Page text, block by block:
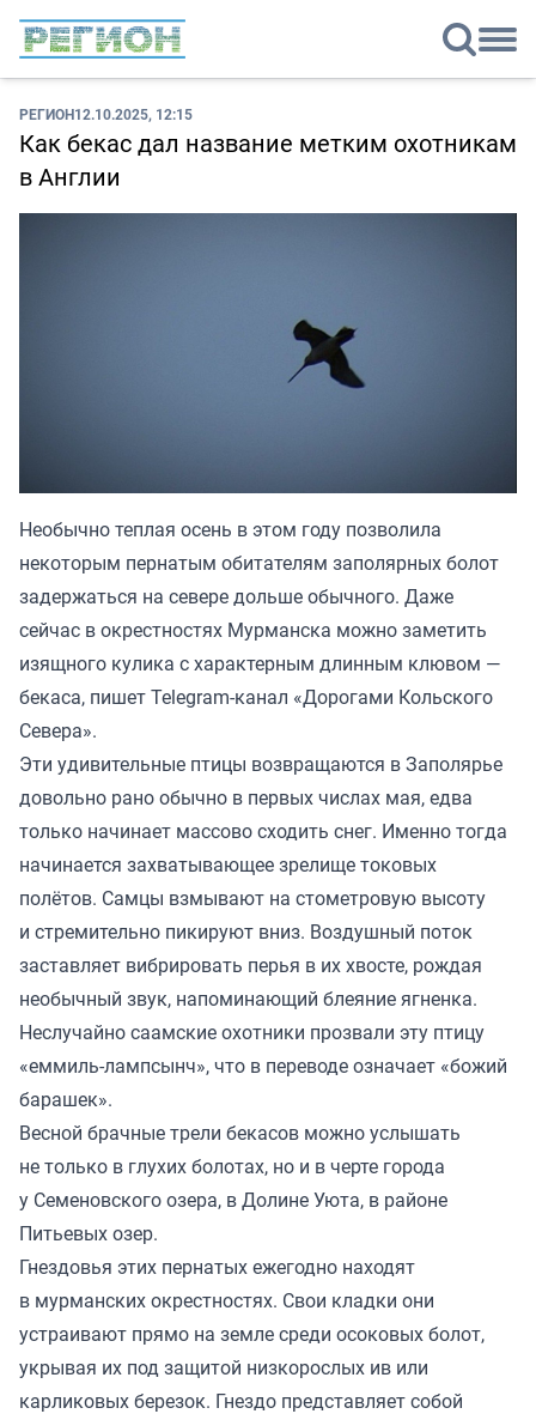
РЕГИОН12.10.2025, 12:15
Как бекас дал название метким охотникам
в Англии
Необычно теплая осень в этом году позволила
некоторым пернатым обитателям заполярных болот
задержаться на севере дольше обычного. Даже
сейчас в окрестностях Мурманска можно заметить
изящного кулика с характерным длинным клювом —
бекаса, пишет Telegram-канал «Дорогами Кольского
Севера».
Эти удивительные птицы возвращаются в Заполярье
довольно рано обычно в первых числах мая, едва
только начинает массово сходить снег. Именно тогда
начинается захватывающее зрелище токовых
полётов. Самцы взмывают на стометровую высоту
и стремительно пикируют вниз. Воздушный поток
заставляет вибрировать перья в их хвосте, рождая
необычный звук, напоминающий блеяние ягненка.
Неслучайно саамские охотники прозвали эту птицу
«еммиль-лампсынч», что в переводе означает «божий
барашек».
Весной брачные трели бекасов можно услышать
не только в глухих болотах, но и в черте города
у Семеновского озера, в Долине Уюта, в районе
Питьевых озер.
Гнездовья этих пернатых ежегодно находят
в мурманских окрестностях. Свои кладки они
устраивают прямо на земле среди осоковых болот,
укрывая их под защитой низкорослых ив или
карликовых березок. Гнездо представляет собой